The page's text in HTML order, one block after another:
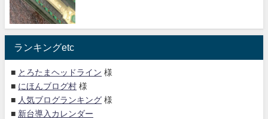
ランキングetc
■ とろたまヘッドライン 様
■ にほんブログ村 様
■ 人気ブログランキング 様
■ 新台導入カレンダー